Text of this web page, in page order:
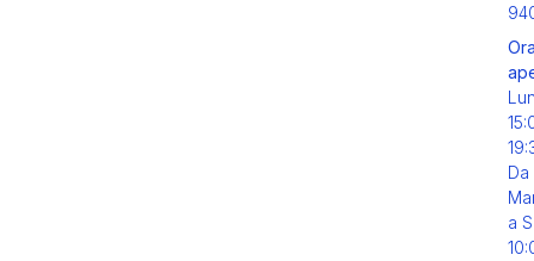
Da
a